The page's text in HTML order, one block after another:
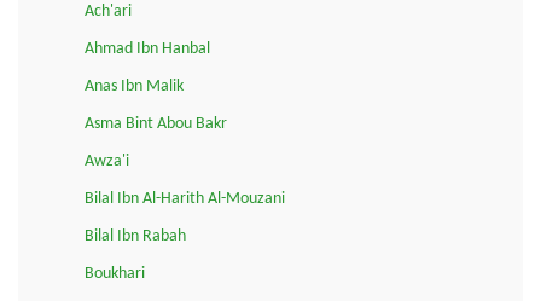
Ach'ari
Ahmad Ibn Hanbal
Anas Ibn Malik
Asma Bint Abou Bakr
Awza'i
Bilal Ibn Al-Harith Al-Mouzani
Bilal Ibn Rabah
Boukhari